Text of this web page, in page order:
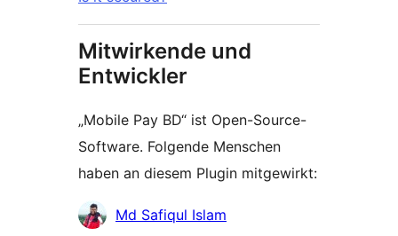
Mitwirkende und
Entwickler
„Mobile Pay BD“ ist Open-Source-
Software. Folgende Menschen
haben an diesem Plugin mitgewirkt:
Mitwirkende
Md Safiqul Islam